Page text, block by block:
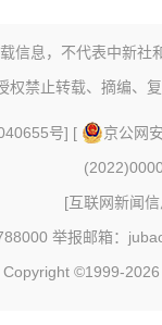
信息，不代表中新社
权禁止转载、摘编、
号] [
京公网
[互联网新闻
举报邮箱：
Copyright ©1999-